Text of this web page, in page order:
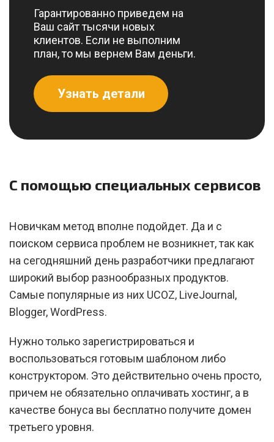
Гарантированно приведем на
Ваш сайт тысячи новых
клиентов. Если не выполним
план, то мы вернем Вам деньги.
Узнать детали
С помощью специальных сервисов
Новичкам метод вполне подойдет. Да и с
поиском сервиса проблем не возникнет, так как
на сегодняшний день разработчики предлагают
широкий выбор разнообразных продуктов.
Самые популярные из них UCOZ, LiveJournal,
Blogger, WordPress.
Нужно только зарегистрироваться и
воспользоваться готовым шаблоном либо
конструктором. Это действительно очень просто,
причем не обязательно оплачивать хостинг, а в
качестве бонуса вы бесплатно получите домен
третьего уровня.